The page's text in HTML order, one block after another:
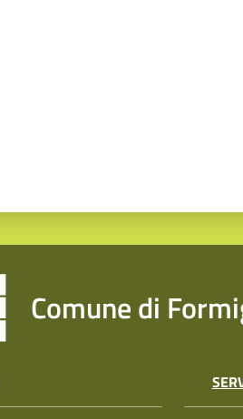
Comune di